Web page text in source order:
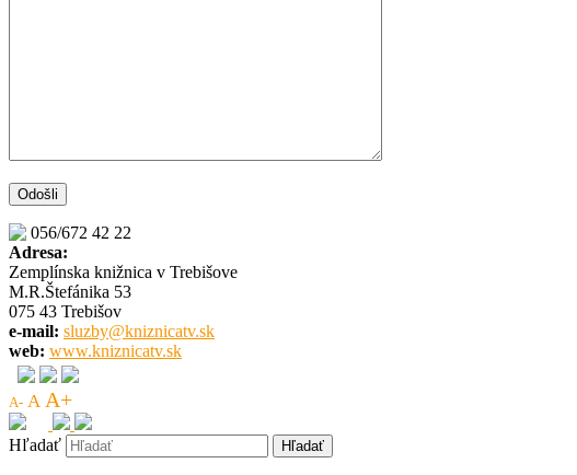
056/672 42 22
Adresa:
Zemplínska knižnica v Trebišove
M.R.Štefánika 53
075 43 Trebišov
e-mail: sluzby@kniznicatv.sk
web: www.kniznicatv.sk
A- A A+
Hľadať